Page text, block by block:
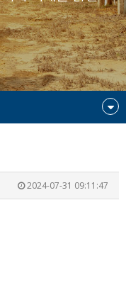
2024-07-31 09:11:47